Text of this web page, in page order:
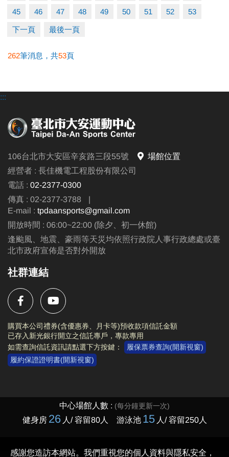
45 46 47 48 49 50 51 52 53
下一頁 最後一頁
262筆消息，共53頁
:::
106台北市大安區辛亥路三段55號
場館位置
經營者 : 長佳機電工程股份有限公司
電話 : 02-2377-0300
傳真 : 02-2377-3788
|
E-mail : tpdaansports@gmail.com
開放時間 : 06:00~22:00 (除夕、初一休館)
逢颱風、地震、豪雨等天災均依照行政院人事行政總處或臺
北市政府宣佈是否對外開放
社群連結
購買本公司禮券(含優惠券、月卡等)預收款項信託金額
已存入新光銀行開立之信託專戶，專款專用
如需查詢信託資訊請點選下方按鍵：
履保票券查詢(開新視窗)
履約保證證明書(開新視窗)